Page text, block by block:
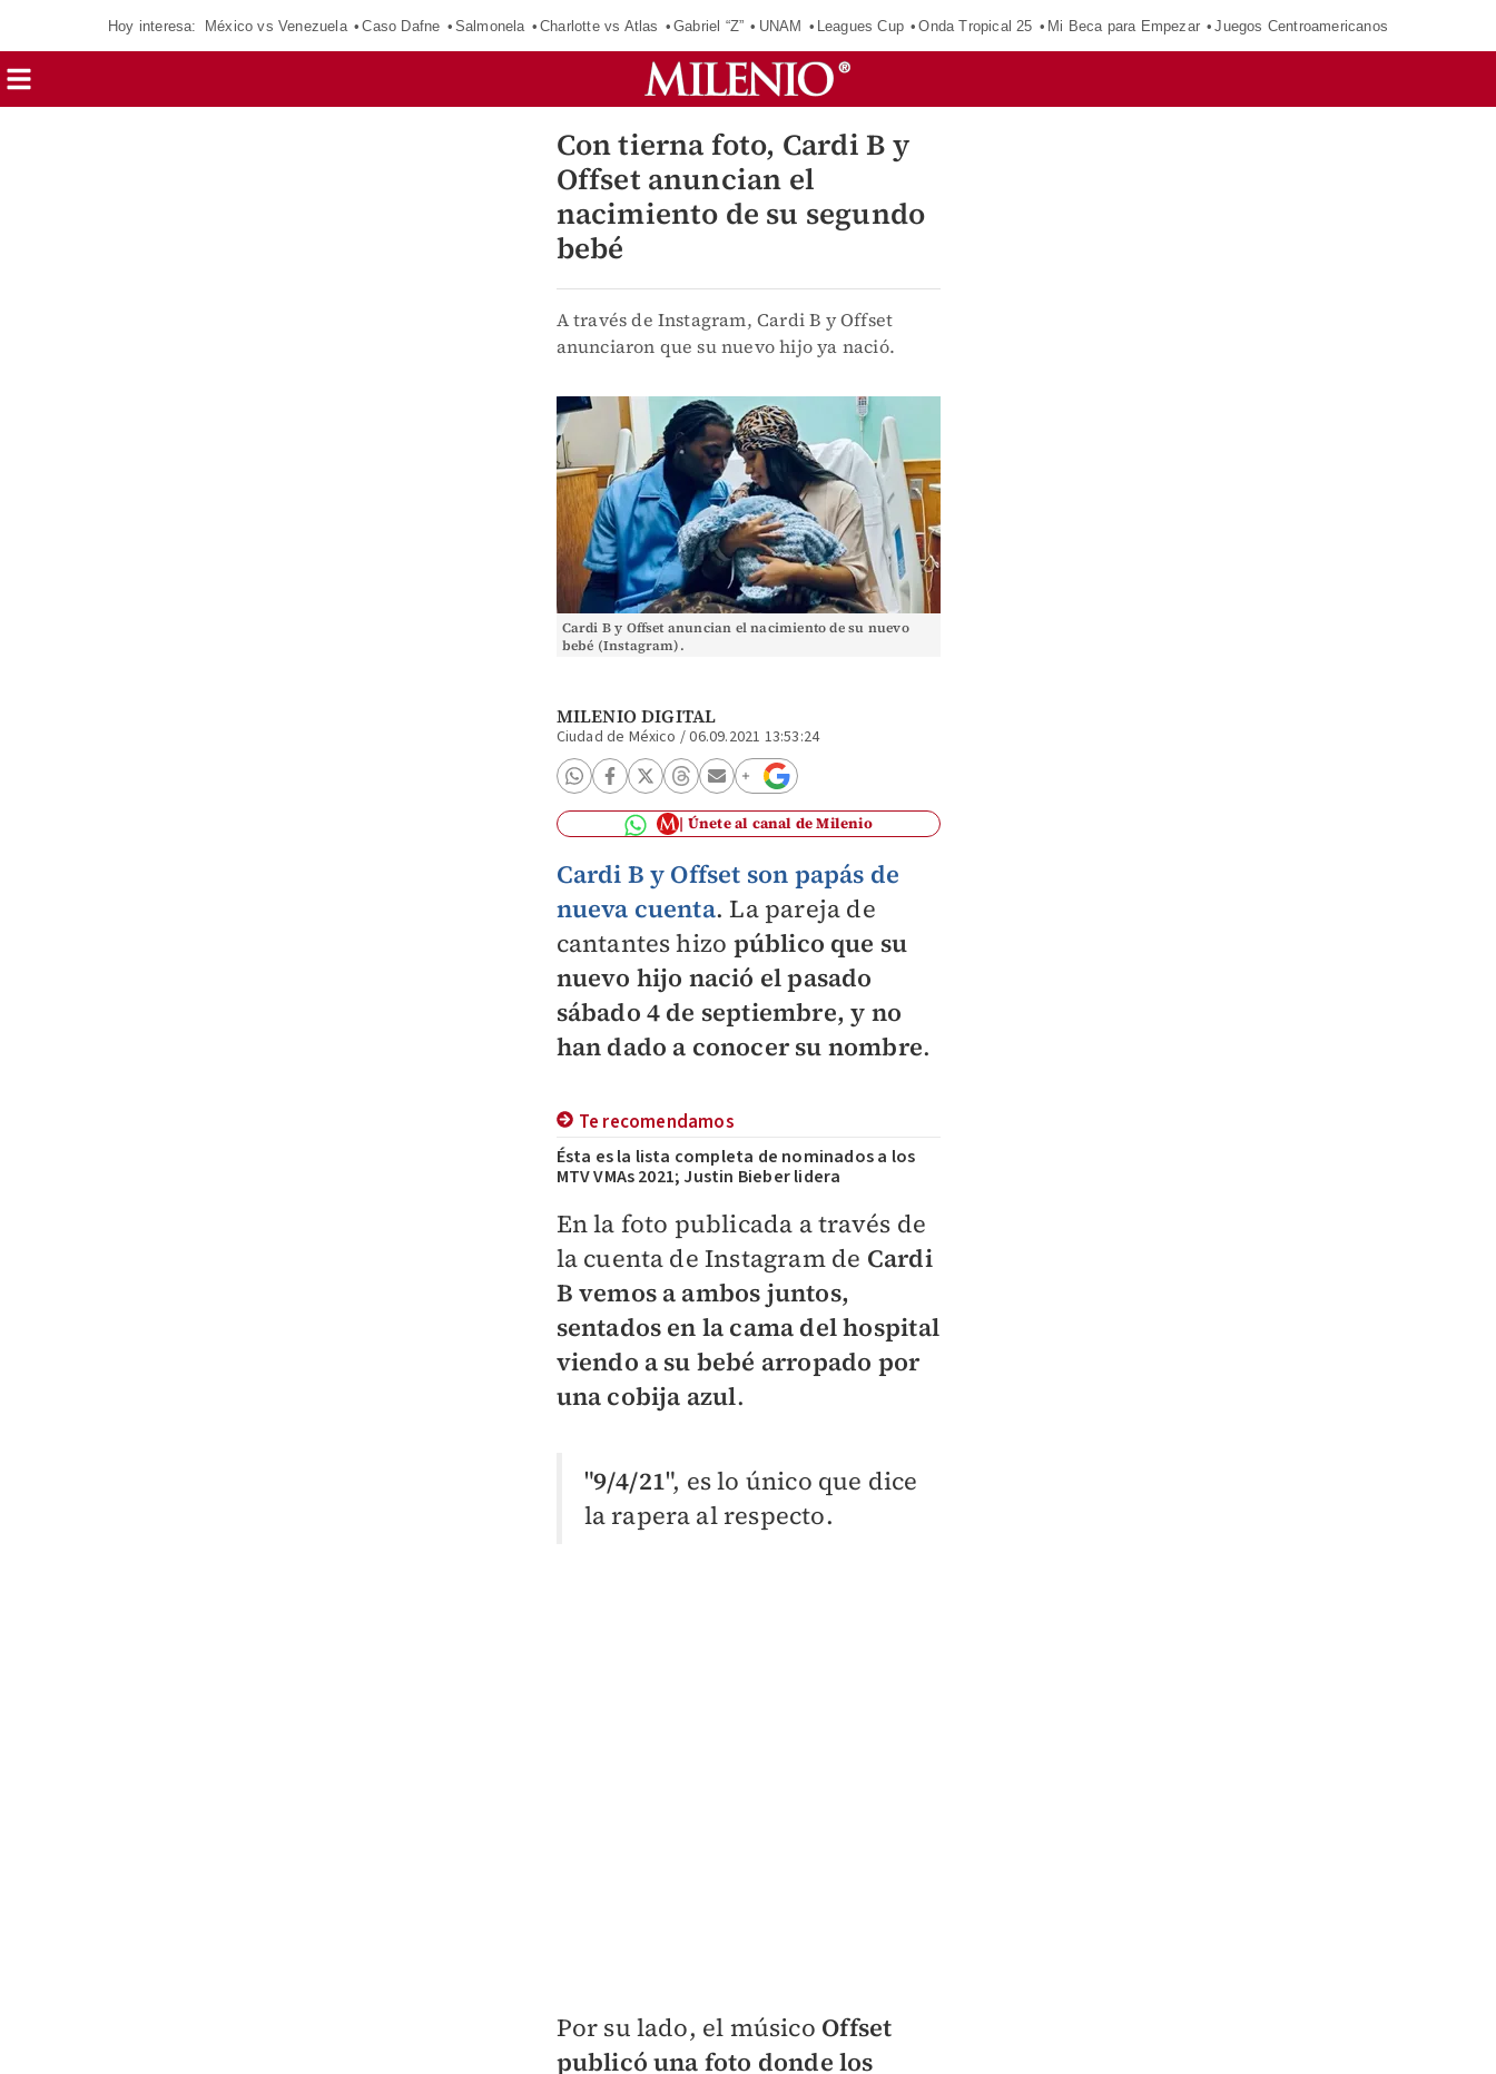
Hoy interesa: México vs Venezuela Caso Dafne Salmonela Charlotte vs Atlas Gabriel “Z” UNAM Leagues Cup Onda Tropical 25 Mi Beca para Empezar Juegos Centroamericanos
Con tierna foto, Cardi B y
Offset anuncian el
nacimiento de su segundo
bebé
A través de Instagram, Cardi B y Offset
anunciaron que su nuevo hijo ya nació.
Cardi B y Offset anuncian el nacimiento de su nuevo
bebé (Instagram).
MILENIO DIGITAL
Ciudad de México /06.09.2021 13:53:24
Únete al canal de Milenio
Cardi B y Offset son papás de
nueva cuenta. La pareja de
cantantes hizo público que su
nuevo hijo nació el pasado
sábado 4 de septiembre, y no
han dado a conocer su nombre.
Te recomendamos
Ésta es la lista completa de nominados a los
MTV VMAs 2021; Justin Bieber lidera
En la foto publicada a través de
la cuenta de Instagram de Cardi
B vemos a ambos juntos,
sentados en la cama del hospital
viendo a su bebé arropado por
una cobija azul.
"9/4/21", es lo único que dice
la rapera al respecto.
Por su lado, el músico Offset
publicó una foto donde los